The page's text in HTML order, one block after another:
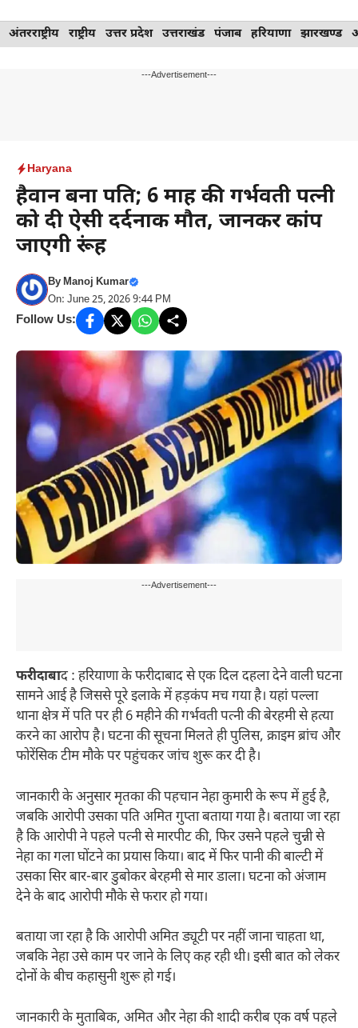
Skip
to
अंतरराष्ट्रीय राष्ट्रीय उत्तर प्रदेश उत्तराखंड पंजाब हरियाणा झारखण्ड
---Advertisement---
Haryana
हैवान बना पति; 6 माह की गर्भवती पत्नी
को दी ऐसी दर्दनाक मौत, जानकर कांप
जाएगी रूंह
ByManoj Kumar
On: June 25, 2026 9:44 PM
Follow Us:
---Advertisement---
फरीदाबाद : हरियाणा के फरीदाबाद से एक दिल दहला देने वाली घटना
सामने आई है जिससे पूरे इलाके में हड़कंप मच गया है। यहां पल्ला
थाना क्षेत्र में पति पर ही 6 महीने की गर्भवती पत्नी की बेरहमी से हत्या
करने का आरोप है। घटना की सूचना मिलते ही पुलिस, क्राइम ब्रांच और
फोरेंसिक टीम मौके पर पहुंचकर जांच शुरू कर दी है।
जानकारी के अनुसार मृतका की पहचान नेहा कुमारी के रूप में हुई है,
जबकि आरोपी उसका पति अमित गुप्ता बताया गया है। बताया जा रहा
है कि आरोपी ने पहले पत्नी से मारपीट की, फिर उसने पहले चुन्नी से
नेहा का गला घोंटने का प्रयास किया। बाद में फिर पानी की बाल्टी में
उसका सिर बार-बार डुबोकर बेरहमी से मार डाला। घटना को अंजाम
देने के बाद आरोपी मौके से फरार हो गया।
बताया जा रहा है कि आरोपी अमित ड्यूटी पर नहीं जाना चाहता था,
जबकि नेहा उसे काम पर जाने के लिए कह रही थी। इसी बात को लेकर
दोनों के बीच कहासुनी शुरू हो गई।
जानकारी के मुताबिक, अमित और नेहा की शादी करीब एक वर्ष पहले